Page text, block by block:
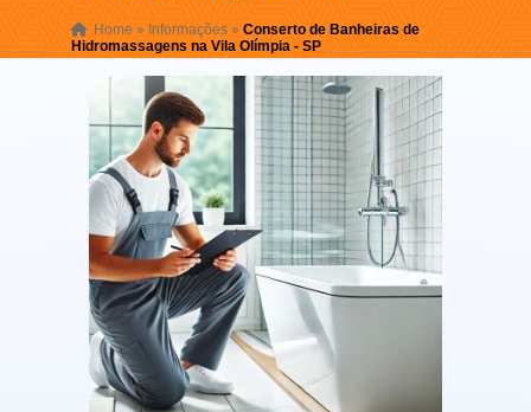
Home » Informações » Conserto de Banheiras de
Hidromassagens na Vila Olímpia - SP